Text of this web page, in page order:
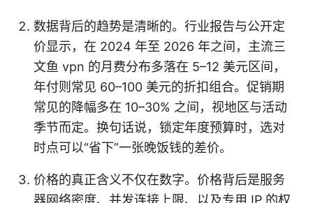
数据背后的趋势是清晰的。行业报告与公开定
价显示，在 2024 年至 2026 年之间，主流三
文鱼 vpn 的月费分布多落在 5–12 美元区间，
年付则常见 60–100 美元的折扣组合。促销期
常见的降幅多在 10–30% 之间，视地区与活动
季节而定。换句话说，锁定年度预算时，选对
时点可以“省下”一张晚饭钱的差价。
价格的真正含义不仅在数字。价格背后是服务